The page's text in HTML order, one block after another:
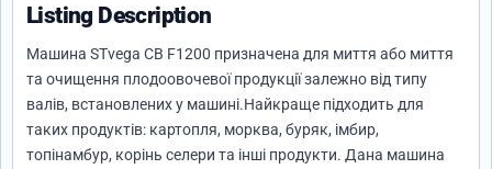
Listing Description
Машина STvega CB F1200 призначена для миття або миття
та очищення плодоовочевої продукції залежно від типу
валів, встановлених у машині.Найкраще підходить для
таких продуктів: картопля, морква, буряк, імбир,
топінамбур, корінь селери та інші продукти. Дана машина